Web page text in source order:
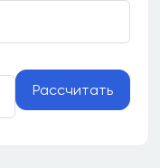
Рассчитать